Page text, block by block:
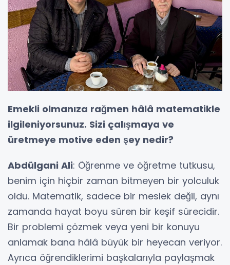
Emekli olmanıza rağmen hâlâ matematikle
ilgileniyorsunuz. Sizi çalışmaya ve
üretmeye motive eden şey nedir?
Abdülgani Ali: Öğrenme ve öğretme tutkusu,
benim için hiçbir zaman bitmeyen bir yolculuk
oldu. Matematik, sadece bir meslek değil, aynı
zamanda hayat boyu süren bir keşif sürecidir.
Bir problemi çözmek veya yeni bir konuyu
anlamak bana hâlâ büyük bir heyecan veriyor.
Ayrıca öğrendiklerimi başkalarıyla paylaşmak